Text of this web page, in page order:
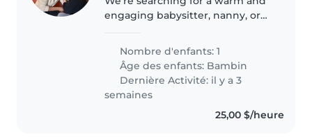
engaging babysitter, nanny, or
energetic toddler. Our little one
loves to play and make new
friends. We welcome
multilingual..
Nombre d'enfants: 1
Âge des enfants: Bambin
Dernière Activité: il y a 3
semaines
25,00 $/heure